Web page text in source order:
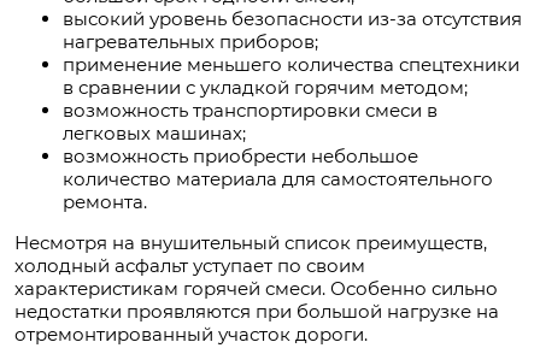
высокий уровень безопасности из-за отсутствия
нагревательных приборов;
применение меньшего количества спецтехники
в сравнении с укладкой горячим методом;
возможность транспортировки смеси в
легковых машинах;
возможность приобрести небольшое
количество материала для самостоятельного
ремонта.
Несмотря на внушительный список преимуществ,
холодный асфальт уступает по своим
характеристикам горячей смеси. Особенно сильно
недостатки проявляются при большой нагрузке на
отремонтированный участок дороги.